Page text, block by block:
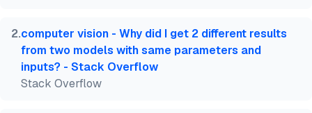
2.computer vision - Why did I get 2 different results
from two models with same parameters and
inputs? - Stack Overflow
Stack Overflow